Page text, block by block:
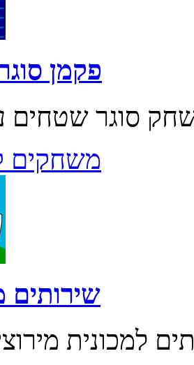
פקמן
משחקים
שירותים